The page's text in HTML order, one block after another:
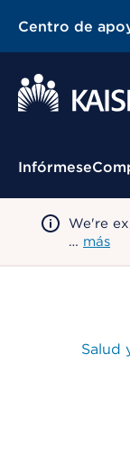
Centro de
Menú
Infórmese
We're
… más
Salud